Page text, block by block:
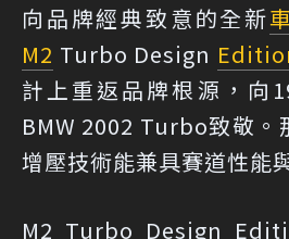
向品牌經典致意的全新
M2 Turbo Design
計上重返品牌根源，向
BMW 2002 Turbo致敬。
增壓技術能兼具賽道性能
M2 Turbo Design